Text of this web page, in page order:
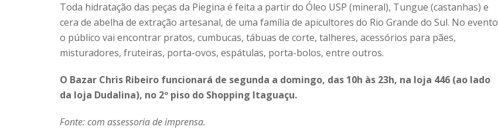
Toda hidratação das peças da Piegina é feita a partir do Óleo USP (mineral), Tungue (castanhas) e
cera de abelha de extração artesanal, de uma família de apicultores do Rio Grande do Sul. No evento
o público vai encontrar pratos, cumbucas, tábuas de corte, talheres, acessórios para pães,
misturadores, fruteiras, porta-ovos, espátulas, porta-bolos, entre outros.
O Bazar Chris Ribeiro funcionará de segunda a domingo, das 10h às 23h, na loja 446 (ao lado
da loja Dudalina), no 2º piso do Shopping Itaguaçu.
Fonte: com assessoria de imprensa.